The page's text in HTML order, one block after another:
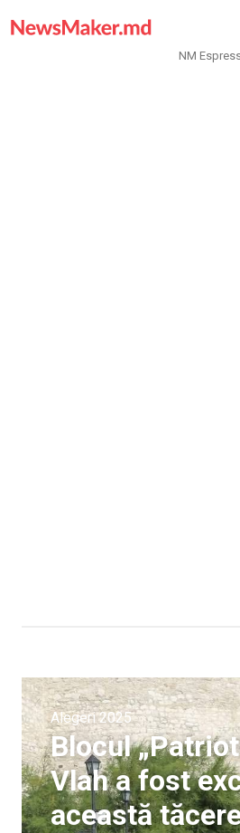
NM
Alegeri 2025
Blocul
Vlah a fost
această